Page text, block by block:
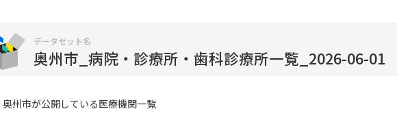
データセット名
奥州市_病院・診療所・歯科診療所一覧_2026-06-01
奥州市が公開している医療機関一覧